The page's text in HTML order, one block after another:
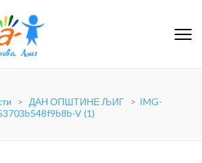
PU-KAJA
> ДАН ОПШТИНЕ ЉИГ > IMG-
V (1)